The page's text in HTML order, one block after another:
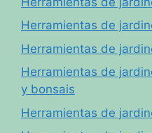
Herramientas de
Herramientas de
Herramientas de
y bonsais
Herramientas de